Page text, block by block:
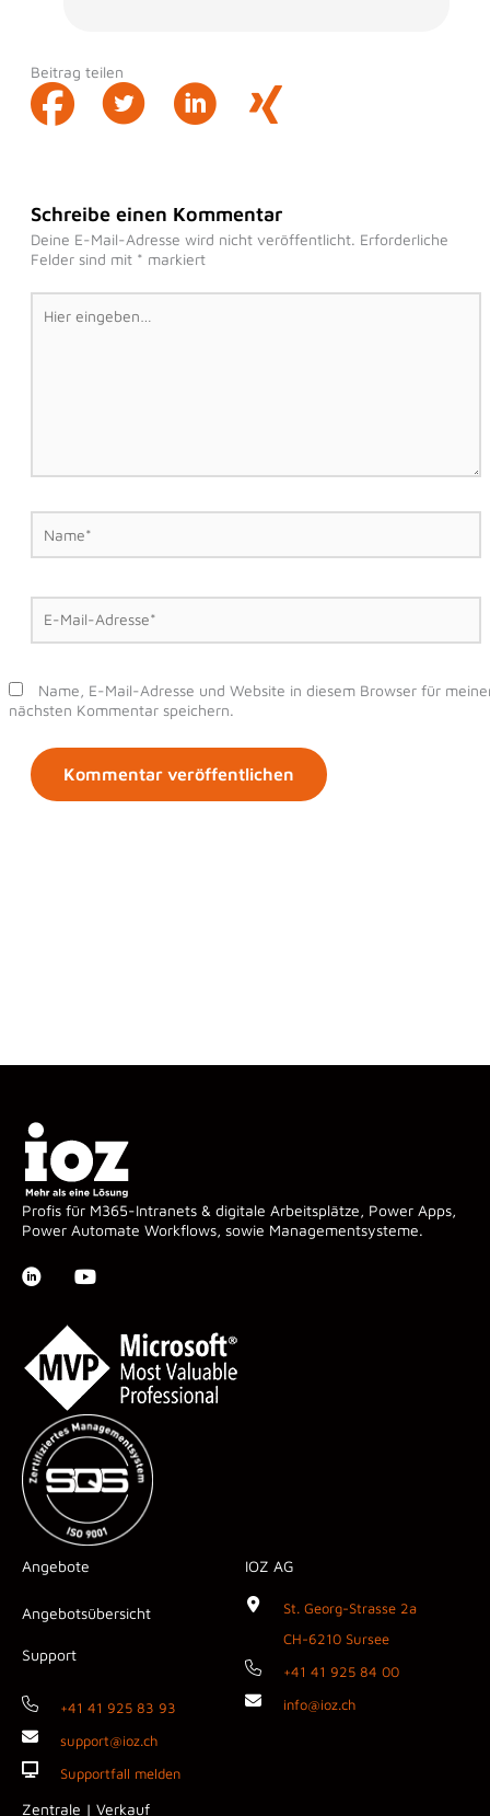
Beitrag teilen
Schreibe einen Kommentar
Deine E-Mail-Adresse wird nicht veröffentlicht. Erforderliche
Felder sind mit * markiert
Hier
eingeben…
Name*
E-
Mail-
Adresse*
Name, E-Mail-Adresse und Website in diesem Browser für
nächsten Kommentar speichern.
Profis für M365-Intranets & digitale Arbeitsplätze, Power Apps,
Power Automate Workflows, sowie Managementsysteme.
Angebote
Angebotsübersicht
Support
+41 41 925 83 93
support@ioz.ch
Supportfall melden
Zentrale | Verkauf
IOZ AG
St. Georg-Strasse 2a
CH-6210 Sursee
+41 41 925 84 00
info@ioz.ch